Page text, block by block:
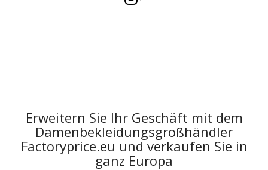
Erweitern Sie Ihr Geschäft mit dem
Damenbekleidungsgroßhändler
Factoryprice.eu und verkaufen Sie in
ganz Europa